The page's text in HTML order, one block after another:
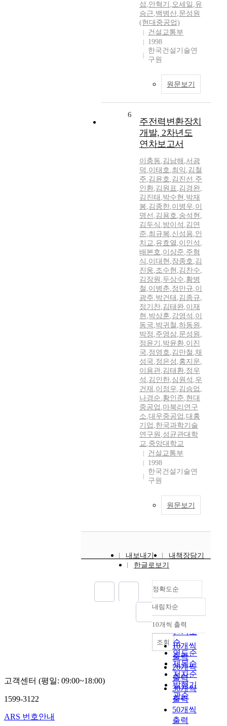
섭 ,안혁기 ,오세일 ,유
승근,백병산,문성원
(현대중공업)
건설교통부
1998
한국건설기술연
구원
원문보기
6
주전력변환장치
개발, 2차년도
연차보고서
이충동,김남해 ,서광
덕 ,이태호,최익 ,김철
주,김윤호,김진선 ,주
인환,김원표,김경완,
김진태 ,박수현 ,박재
봉,김종한,이병우,이
명선 ,김용호,송석현 ,
김두식 ,방이석 ,김연
준,최규복,신성용,인
치교,유효열 ,이인석 ,
배본호,이상준,주형
식 ,이대현 ,장종호,김
진웅,조수현 ,김찬수,
김장원 ,두상수,황병
철 ,이병춘,정만규,이
광주,박건태 ,김종규,
정기찬,김태완,이재
현 ,박상훈,강영석 ,이
동국,박귀철 ,하동원 ,
박정 ,주영삼,문성원 ,
정윤기 ,박윤환,이진
국,정영호,김만철 ,채
성국,정은성 ,홍지운,
이용관,김태환,정우
석 ,김인한,심원석 ,우
건재 ,이정우,김승업 ,
나경순,황인준,현대
중공업 ,마북리연구
소,대우중공업 ,대홍
기업 ,한국과학기술
연구원 ,성균관대학
교,중앙대학교
건설교통부
1998
한국건설기술연
구원
원문보기
내보내기
내책장담기
한글로보기
정확도순
정확도
순
인기도
순
연도순
제목순
저자순
발행기
관순
내림차순
내림차순
10개씩 출력
10개씩
출력
20개씩
출력
30개씩
출력
50개씩
출력
조회
고객센터 (평일: 09:00~18:00)
1599-3122
ARS 번호안내